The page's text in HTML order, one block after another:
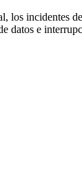
los incidentes
datos e